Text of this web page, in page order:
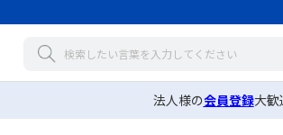
法人様の会員登録大歓